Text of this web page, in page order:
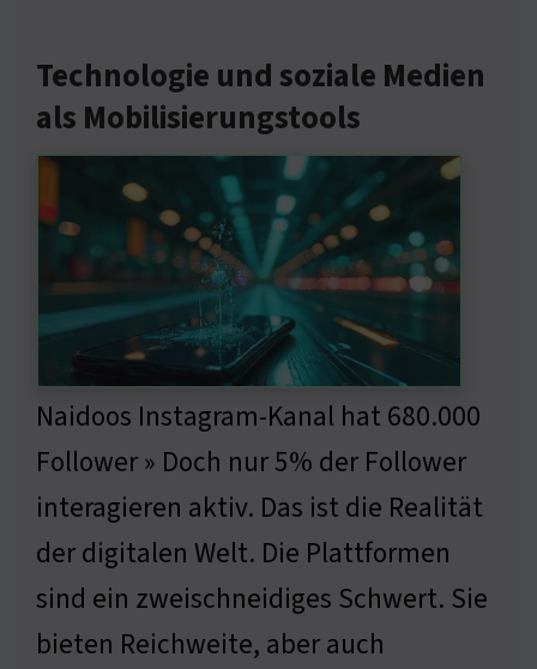
Technologie und soziale Medien
als Mobilisierungstools
Naidoos Instagram-Kanal hat 680.000
Follower » Doch nur 5% der Follower
interagieren aktiv. Das ist die Realität
der digitalen Welt. Die Plattformen
sind ein zweischneidiges Schwert. Sie
bieten Reichweite, aber auch